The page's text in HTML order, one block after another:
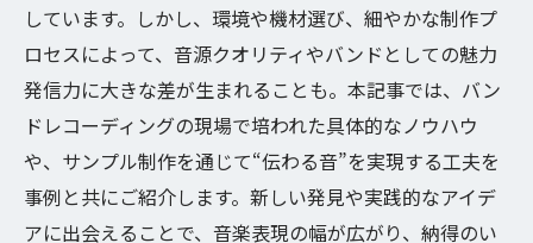
しています。しかし、環境や機材選び、細やかな制作プ
ロセスによって、音源クオリティやバンドとしての魅力
発信力に大きな差が生まれることも。本記事では、バン
ドレコーディングの現場で培われた具体的なノウハウ
や、サンプル制作を通じて“伝わる音”を実現する工夫を
事例と共にご紹介します。新しい発見や実践的なアイデ
アに出会えることで、音楽表現の幅が広がり、納得のい